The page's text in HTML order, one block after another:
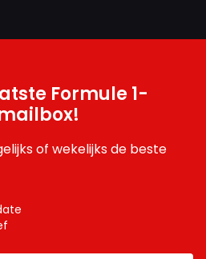
Formule 1-
of wekelijks de beste